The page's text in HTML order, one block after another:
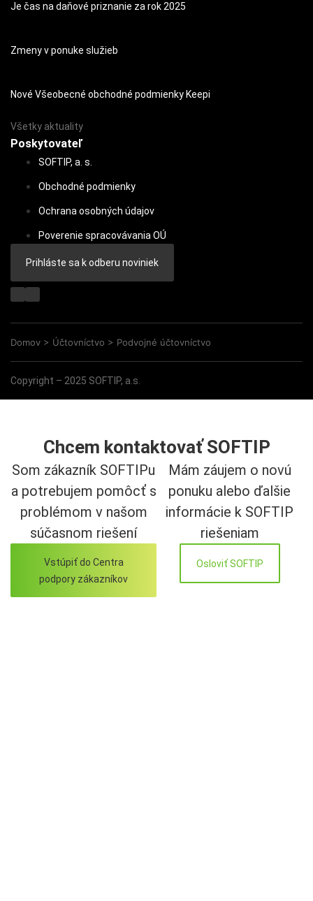
Je čas na daňové priznanie za rok 2025
Zmeny v ponuke služieb
Nové Všeobecné obchodné podmienky Keepi
Všetky aktuality
Poskytovateľ
SOFTIP, a. s.
Obchodné podmienky
Ochrana osobných údajov
Poverenie spracovávania OÚ
Prihláste sa k odberu noviniek
Domov > Účtovníctvo > Podvojné účtovníctvo
Copyright – 2025 SOFTIP, a.s.
Chcem kontaktovať SOFTIP
Som zákazník SOFTIPu
a potrebujem pomôcť s
problémom v našom
súčasnom riešení
Vstúpiť do Centra
podpory zákazníkov
Mám záujem o novú
ponuku alebo ďalšie
informácie k SOFTIP
riešeniam
Osloviť SOFTIP